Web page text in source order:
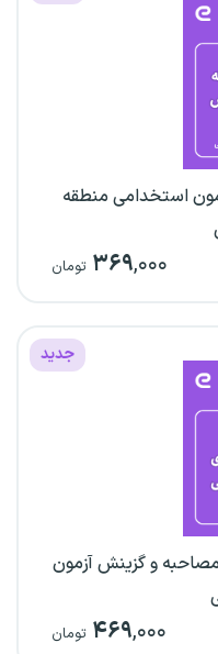
استخدامی منطقه
۳۶۹,۰۰۰ تومان
جدید
مصاحبه و گزینش آزمون
۴۶۹,۰۰۰ تومان